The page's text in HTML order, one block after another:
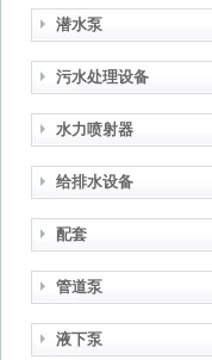
潜水泵
污水处理设备
水力喷射器
给排水设备
配套
管道泵
液下泵